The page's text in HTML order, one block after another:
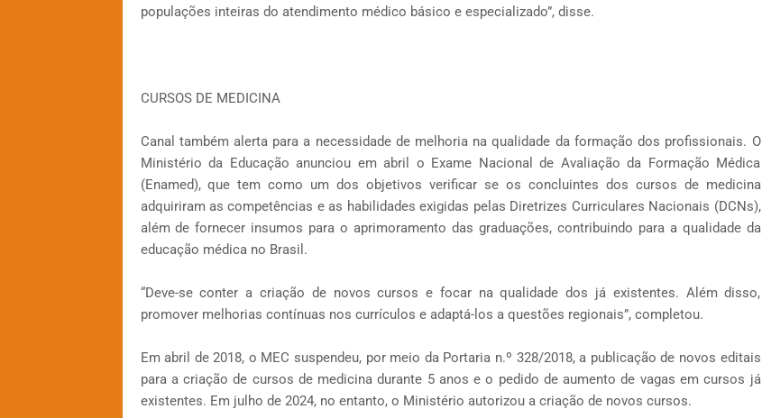
populações inteiras do atendimento médico básico e especializado”, disse.
CURSOS DE MEDICINA
Canal também alerta para a necessidade de melhoria na qualidade da formação dos profissionais. O
Ministério da Educação anunciou em abril o Exame Nacional de Avaliação da Formação Médica
(Enamed), que tem como um dos objetivos verificar se os concluintes dos cursos de medicina
adquiriram as competências e as habilidades exigidas pelas Diretrizes Curriculares Nacionais (DCNs),
além de fornecer insumos para o aprimoramento das graduações, contribuindo para a qualidade da
educação médica no Brasil.
“Deve-se conter a criação de novos cursos e focar na qualidade dos já existentes. Além disso,
promover melhorias contínuas nos currículos e adaptá-los a questões regionais”, completou.
Em abril de 2018, o MEC suspendeu, por meio da Portaria n.º 328/2018, a publicação de novos editais
para a criação de cursos de medicina durante 5 anos e o pedido de aumento de vagas em cursos já
existentes. Em julho de 2024, no entanto, o Ministério autorizou a criação de novos cursos.